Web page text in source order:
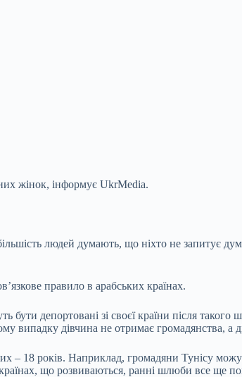
жінок, інформує UkrMedia.
людей думають, що ніхто не запитує
правило в арабських країнах.
депортовані зі своєї країни після такого
випадку дівчина не отримає громадянства, а
– 18 років. Наприклад, громадяни Тунісу
що розвиваються, ранні шлюби все ще